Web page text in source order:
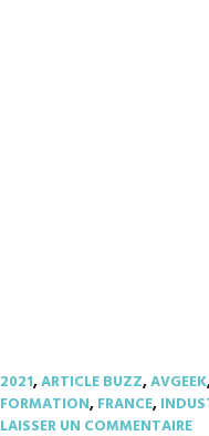
2021,ARTICLE BUZZ,AVGEEK
FORMATION,FRANCE,
LAISSER UN COMMENTAIRE